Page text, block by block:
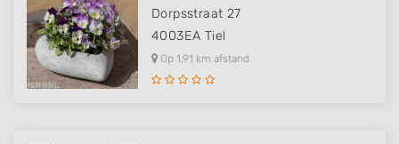
Dorpsstraat 27
4003EA Tiel
Op 1,91 km afstand